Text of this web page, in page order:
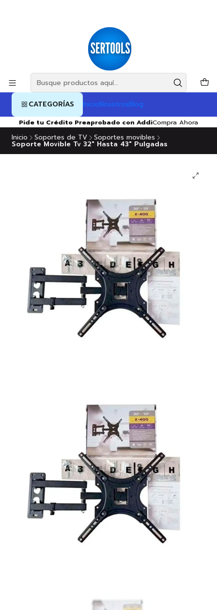
CATEGORÍAS InicioNosotrosBlog
Pide tu Crédito Preaprobado con AddiCompra Ahora
Inicio Soportes de TV Soportes movibles
Soporte Movible Tv 32″ Hasta 43″ Pulgadas